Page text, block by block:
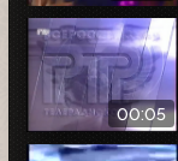
00:05